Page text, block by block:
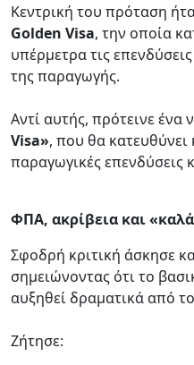
Κεντρική του πρόταση
Golden Visa, την οποία
υπέρμετρα τις
της παραγωγής.
Αντί αυτής, πρότεινε ένα
Visa», που θα κατευθύνει
παραγωγικές επενδύσεις
ΦΠΑ, ακρίβεια και
Σφοδρή κριτική άσκησε
σημειώνοντας ότι το
αυξηθεί δραματικά από
Ζήτησε: